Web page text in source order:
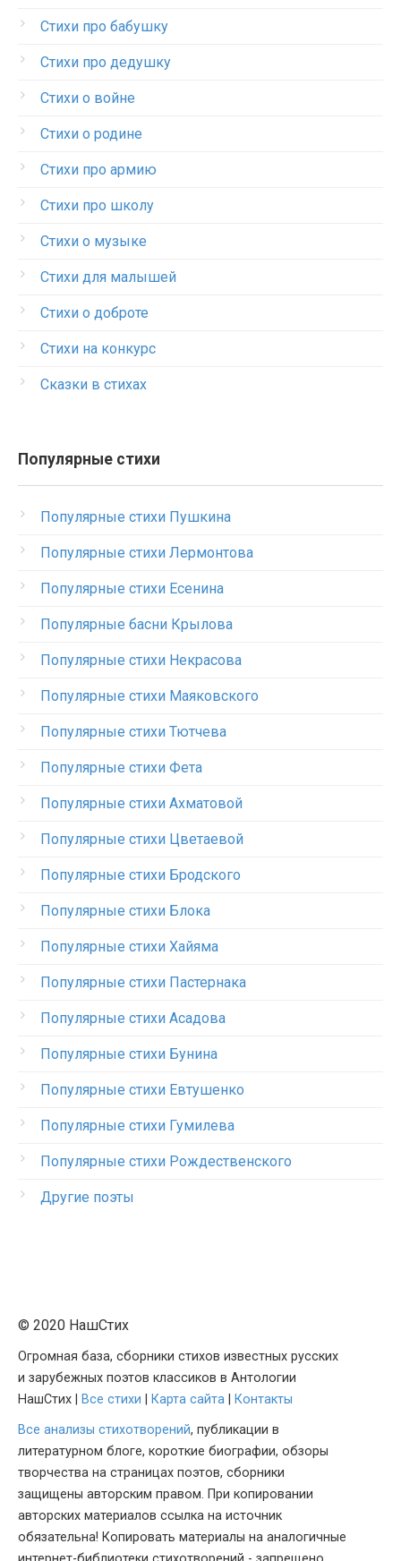
Стихи про бабушку
Стихи про дедушку
Стихи о войне
Стихи о родине
Стихи про армию
Стихи про школу
Стихи о музыке
Стихи для малышей
Стихи о доброте
Стихи на конкурс
Сказки в стихах
Популярные стихи
Популярные стихи Пушкина
Популярные стихи Лермонтова
Популярные стихи Есенина
Популярные басни Крылова
Популярные стихи Некрасова
Популярные стихи Маяковского
Популярные стихи Тютчева
Популярные стихи Фета
Популярные стихи Ахматовой
Популярные стихи Цветаевой
Популярные стихи Бродского
Популярные стихи Блока
Популярные стихи Хайяма
Популярные стихи Пастернака
Популярные стихи Асадова
Популярные стихи Бунина
Популярные стихи Евтушенко
Популярные стихи Гумилева
Популярные стихи Рождественского
Другие поэты
© 2020 НашСтих
Огромная база, сборники стихов известных русских
и зарубежных поэтов классиков в Антологии
НашСтих |
Все стихи Карта сайта
Контакты
Все анализы стихотворений, публикации в
литературном блоге, короткие биографии, обзоры
творчества на страницах поэтов, сборники
защищены авторским правом. При копировании
авторских материалов ссылка на источник
обязательна! Копировать материалы на аналогичные